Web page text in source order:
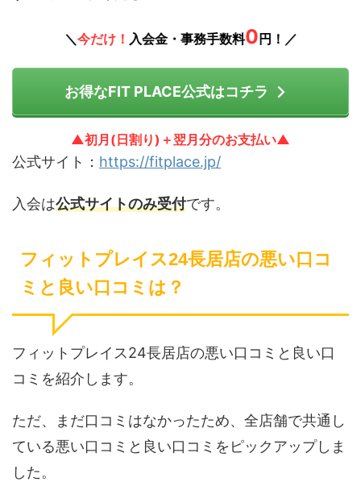
＼今だけ！ 入会金・事務手数料0 円！／
お得なFIT PLACE公式はコチラ
▲初月(日割り)＋翌月分のお支払い▲
公式サイト： https://fitplace.jp/
入会は公式サイトのみ受付です。
フィットプレイス24長居店の悪い口コ
ミと良い口コミは？
フィットプレイス24長居店の悪い口コミと良い口
コミを紹介します。
ただ、まだ口コミはなかったため、全店舗で共通し
ている悪い口コミと良い口コミをピックアップしま
した。